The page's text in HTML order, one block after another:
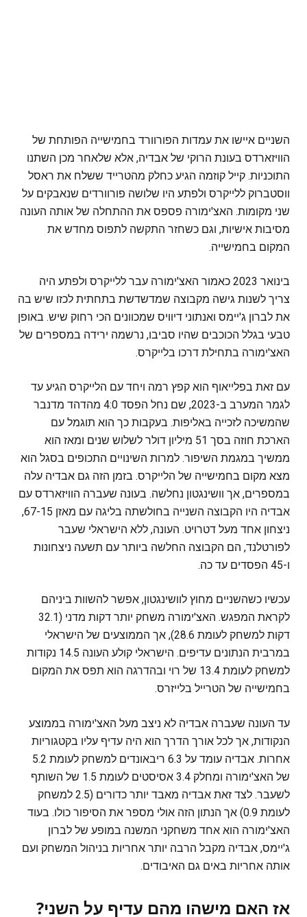
השניים איישו את עמדות הפורוורד בחמישייה הפותחת של
הוויזארדס בעונת הרוקי של אבדיה, אלא שלאחר מכן השתנו
התוכניות. קייל קוזמה הגיע כחלק מהטרייד ששלח את ראסל
ווסטברוק ללייקרס ולפתע היו שלושה פורוורדים שנאבקים על
שני מקומות. האצ'ימורה פספס את ההתחלה של אותה העונה
מסיבות אישיות, וגם כשחזר התקשה לתפוס מחדש את
המקום בחמישייה.
בינואר 2023 כאמור האצ'ימורה עבר ללייקרס ולפתע היה
צריך לשנות גישה מקבוצה שמדשדשת בתחתית לכזו שיש בה
את לברון ג'יימס ואנתוני דיוויס שמכוונים הכי רחוק שיש. באופן
טבעי בגלל הכוכבים שהיו סביבו, נרשמה ירידה במספרים של
האצ'ימורה בתחילת דרכו בלייקרס.
עם זאת בפלייאוף הוא קפץ רמה ויחד עם הלייקרס הגיע עד
לגמר המערב ב-2023, שם נחל הפסד 4:0 מהדהד מדנבר
שהמשיכה לזכייה באליפות. בעקבות כך הוא תוגמל עם
הארכת חוזה בסך 51 מיליון דולר לשלוש שנים ומאז הוא
ממשיך במגמת השיפור. למרות השינויים התכופים בסגל הוא
מצא מקום בחמישייה של הלייקרס. בזמן הזה גם אבדיה עלה
במספרים, אך וושינגטון נחלשה. בעונה שעברה הוויזארדס עם
אבדיה היו הקבוצה השנייה בחולשתה בליגה עם מאזן 67-15,
ניצחון אחד מעל דטרויט. העונה, ללא הישראלי שעבר
לפורטלנד, הם הקבוצה החלשה ביותר עם תשעה ניצחונות
ו-45 הפסדים עד כה.
עכשיו כשהשניים מחוץ לוושינגטון, אפשר להשוות ביניהם
לקראת המפגש. האצ'ימורה משחק יותר דקות מדני (32.1
דקות למשחק לעומת 28.6), אך הממוצעים של הישראלי
במרבית הנתונים עדיפים. הישראלי קולע העונה 14.5 נקודות
למשחק לעומת 13.4 של רוי ובהדרגה הוא תפס את המקום
בחמישייה של הטרייל בלייזרס.
עד העונה שעברה אבדיה לא ניצב מעל האצ'ימורה בממוצע
הנקודות, אך לכל אורך הדרך הוא היה עדיף עליו בקטגוריות
אחרות. אבדיה עומד על 6.3 ריבאונדים למשחק לעומת 5.2
של האצ'ימורה ומחלק 3.4 אסיסטים לעומת 1.5 של השותף
לשעבר. לצד זאת אבדיה מאבד יותר כדורים (2.5 למשחק
לעומת 0.9) אך הנתון הזה אולי מספר את הסיפור כולו. בעוד
האצ'ימורה הוא אחד משחקני המשנה במופע של לברון
ג'יימס, אבדיה מקבל הרבה יותר אחריות בניהול המשחק ועם
אותה אחריות באים גם האיבודים.
אז האם מישהו מהם עדיף על השני?